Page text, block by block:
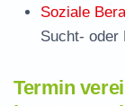
Soziale
Sucht- oder
Termin